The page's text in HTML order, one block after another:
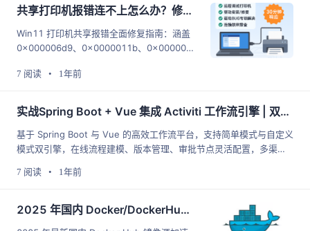
共享打印机报错连不上怎么办？修复错误代码（0x000006d9/0x0000011b 等）最新Win10/11 共享打印机常见问题 + 解决教程，附工具！
Win11 打印机共享报错全面修复指南：涵盖
0x000006d9、0x0000011b、0x000000
具，十分钟内搞定老款惠普共享打印机。
7 阅读 • 1年前
实战Spring Boot + Vue 集成 Activiti 工作流引擎 | 双模式简单 & 自定义审批平台
基于 Spring Boot 与 Vue 的高效工作流平台，支持简单模式与自定义
模式双引擎，在线流程建模、版本管理、审批节点灵活配置，多渠道
7 阅读 • 1年前
2025 年国内 Docker/DockerHub 镜像源加速列表（7 月 28 日更新 · 长期维护）